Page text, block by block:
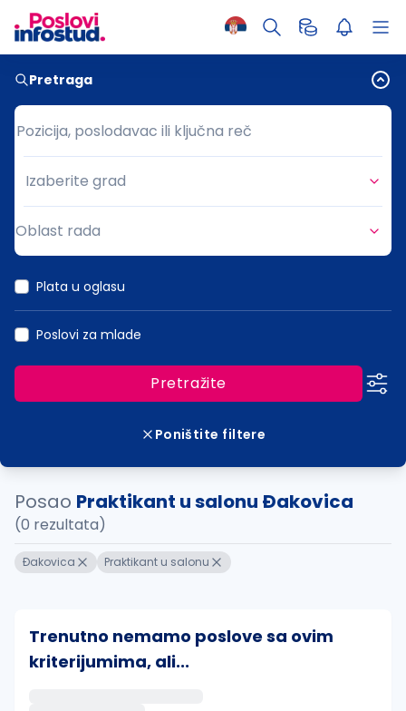
Pretraga
Pozicija, poslodavac ili ključna reč
Pozicija, poslodavac ili ključna reč
Grad
Izaberite grad
Oblast rada
Plata u oglasu
Poslovi za mlade
Pretražite
Poništite filtere
Posao Praktikant u salonu Ðakovica
(0 rezultata)
Ðakovica Praktikant u salonu
Trenutno nemamo poslove sa ovim
kriterijumima, ali...